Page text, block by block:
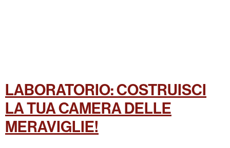
LABORATORIO: COSTRUISCI
LA TUA CAMERA DELLE
MERAVIGLIE!